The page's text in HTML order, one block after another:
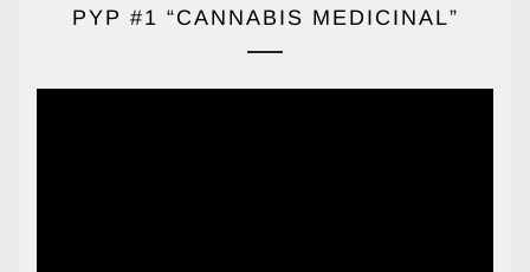
PYP #1 “CANNABIS MEDICINAL”